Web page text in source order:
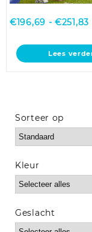
€196,69 - €251,83
Lees
Sorteer op
Sort Products
Kleur
Geslacht